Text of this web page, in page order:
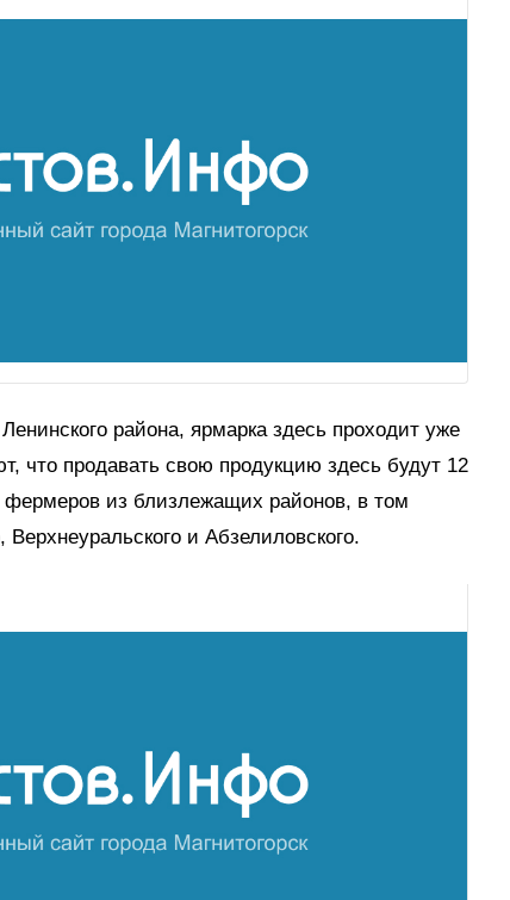
района, ярмарка здесь проходит уже
что продавать свою продукцию здесь будут 12
из близлежащих районов, в том
Верхнеуральского и Абзелиловского.